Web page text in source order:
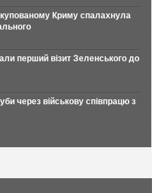
Криму спалахнула
перший візит Зеленського до
через військову співпрацю з